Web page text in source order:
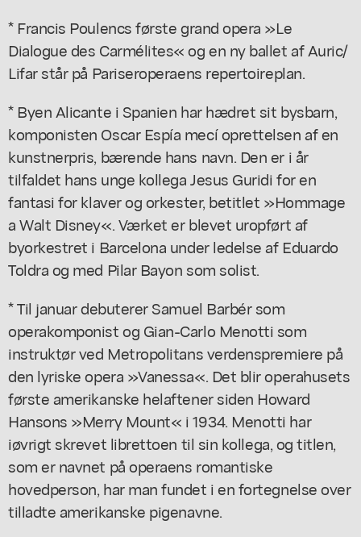
* Francis Poulencs første grand opera »Le
Dialogue des Carmélites« og en ny ballet af Auric/
Lifar står på Pariseroperaens repertoireplan.
* Byen Alicante i Spanien har hædret sit bysbarn,
komponisten Oscar Espía mecí oprettelsen af en
kunstnerpris, bærende hans navn. Den er i år
tilfaldet hans unge kollega Jesus Guridi for en
fantasi for klaver og orkester, betitlet »Hommage
a Walt Disney«. Værket er blevet uropført af
byorkestret i Barcelona under ledelse af Eduardo
Toldra og med Pilar Bayon som solist.
* Til januar debuterer Samuel Barbér som
operakomponist og Gian-Carlo Menotti som
instruktør ved Metropolitans verdenspremiere på
den lyriske opera »Vanessa«. Det blir operahusets
første amerikanske helaftener siden Howard
Hansons »Merry Mount« i 1934. Menotti har
iøvrigt skrevet librettoen til sin kollega, og titlen,
som er navnet på operaens romantiske
hovedperson, har man fundet i en fortegnelse over
tilladte amerikanske pigenavne.